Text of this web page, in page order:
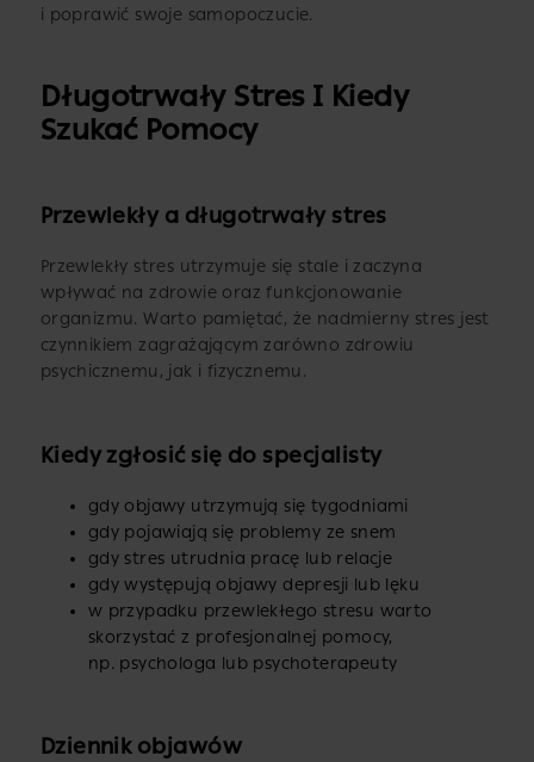
i poprawić swoje samopoczucie.
Długotrwały Stres I Kiedy
Szukać Pomocy
Przewlekły a długotrwały stres
Przewlekły stres utrzymuje się stale i zaczyna
wpływać na zdrowie oraz funkcjonowanie
organizmu. Warto pamiętać, że nadmierny stres jest
czynnikiem zagrażającym zarówno zdrowiu
psychicznemu, jak i fizycznemu.
Kiedy zgłosić się do specjalisty
gdy objawy utrzymują się tygodniami
gdy pojawiają się problemy ze snem
gdy stres utrudnia pracę lub relacje
gdy występują objawy depresji lub lęku
w przypadku przewlekłego stresu warto
skorzystać z profesjonalnej pomocy,
np. psychologa lub psychoterapeuty
Dziennik objawów